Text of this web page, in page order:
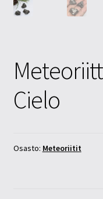
Cielo
Osasto: Meteoriitit